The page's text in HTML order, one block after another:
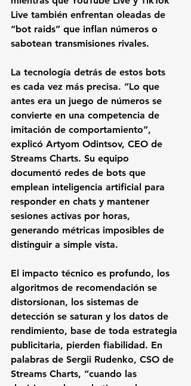
Live también enfrentan oleadas de
“bot raids” que inflan números o
sabotean transmisiones rivales.
La tecnología detrás de estos bots
es cada vez más precisa. “Lo que
antes era un juego de números se
convierte en una competencia de
imitación de comportamiento”,
explicó Artyom Odintsov, CEO de
Streams Charts. Su equipo
documentó redes de bots que
emplean inteligencia artificial para
responder en chats y mantener
sesiones activas por horas,
generando métricas imposibles de
distinguir a simple vista.
El impacto técnico es profundo, los
algoritmos de recomendación se
distorsionan, los sistemas de
detección se saturan y los datos de
rendimiento, base de toda estrategia
publicitaria, pierden fiabilidad. En
palabras de Sergii Rudenko, CSO de
Streams Charts, “cuando las